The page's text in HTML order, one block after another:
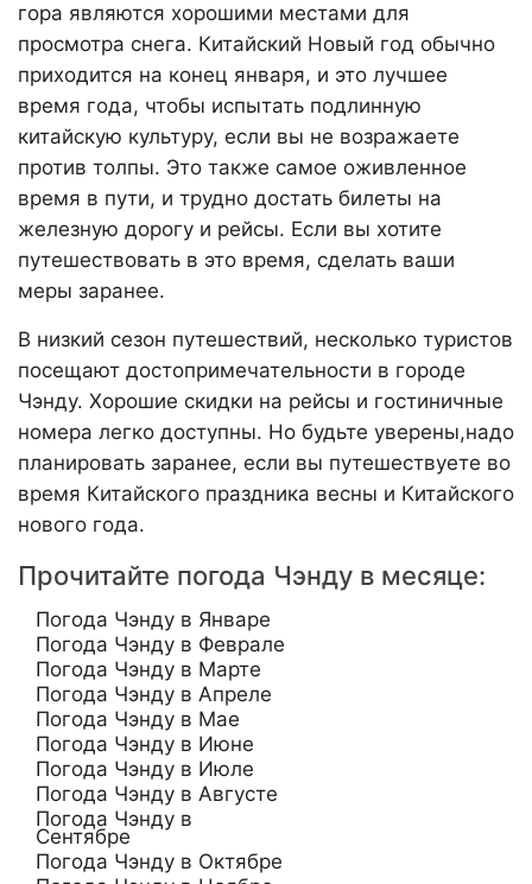
гора являются хорошими местами для
просмотра снега. Китайский Новый год обычно
приходится на конец января, и это лучшее
время года, чтобы испытать подлинную
китайскую культуру, если вы не возражаете
против толпы. Это также самое оживленное
время в пути, и трудно достать билеты на
железную дорогу и рейсы. Если вы хотите
путешествовать в это время, сделать ваши
меры заранее.
В низкий сезон путешествий, несколько туристов
посещают достопримечательности в городе
Чэнду. Хорошие скидки на рейсы и гостиничные
номера легко доступны. Но будьте уверены,надо
планировать заранее, если вы путешествуете во
время Китайского праздника весны и Китайского
нового года.
Прочитайте погода Чэнду в месяце:
Погода Чэнду в Январе
Погода Чэнду в Феврале
Погода Чэнду в Марте
Погода Чэнду в Апреле
Погода Чэнду в Мае
Погода Чэнду в Июне
Погода Чэнду в Июле
Погода Чэнду в Августе
Погода Чэнду в
Сентябре
Погода Чэнду в Октябре